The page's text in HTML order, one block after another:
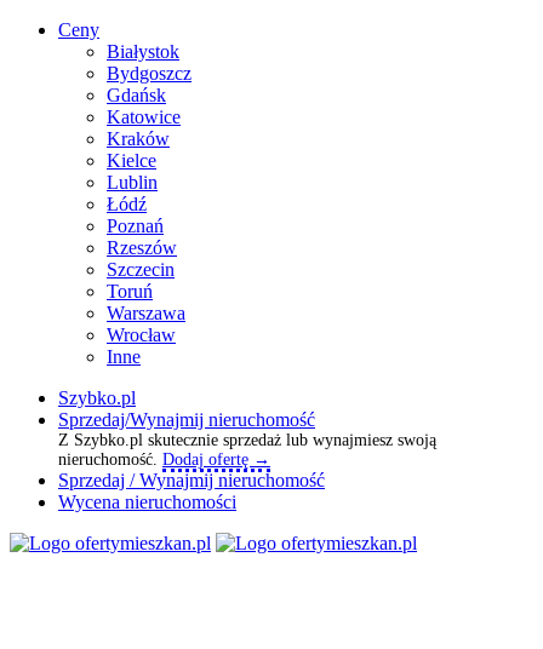
Ceny
Białystok
Bydgoszcz
Gdańsk
Katowice
Kraków
Kielce
Lublin
Łódź
Poznań
Rzeszów
Szczecin
Toruń
Warszawa
Wrocław
Inne
Szybko.pl
Sprzedaj/Wynajmij nieruchomość
Z Szybko.pl skutecznie sprzedaż lub wynajmiesz swoją
nieruchomość. Dodaj ofertę →
Sprzedaj / Wynajmij nieruchomość
Wycena nieruchomości